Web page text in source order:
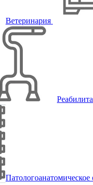
Ветеринария
Патологоанатомическое